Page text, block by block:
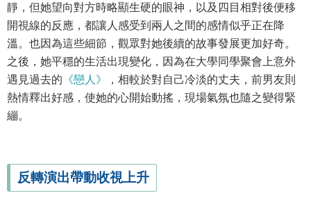
靜，但她望向對方時略顯生硬的眼神，以及四目相對後便移
開視線的反應，都讓人感受到兩人之間的感情似乎正在降
溫。也因為這些細節，觀眾對她後續的故事發展更加好奇。
之後，她平穩的生活出現變化，因為在大學同學聚會上意外
遇見過去的 《戀人》
，相較於對自己冷淡的丈夫，前男友則
熱情釋出好感，使她的心開始動搖，現場氣氛也隨之變得緊
繃。
反轉演出帶動收視上升